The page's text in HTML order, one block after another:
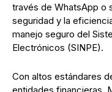
través de WhatsApp o
seguridad y la
manejo seguro del
Electrónicos (SINPE).
Con altos estándares